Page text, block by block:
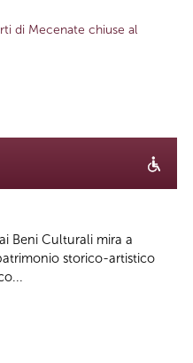
di Mecenate chiuse al
Beni Culturali mira a
storico-artistico